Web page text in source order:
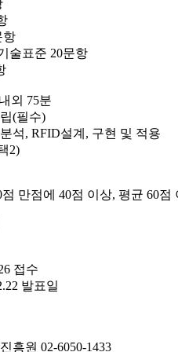
항
술표준 20문항
외 75분
(필수)
석, RFID설계, 구현 및 적용
2)
만점에 40점 이상, 평균 60점
접수
발표일
원 02-6050-1433